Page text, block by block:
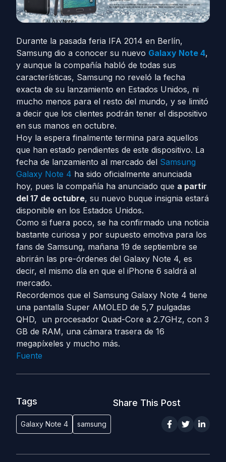
Durante la pasada feria IFA 2014 en Berlín,
Samsung dio a conocer su nuevo Galaxy Note 4,
y aunque la compañía habló de todas sus
características, Samsung no reveló la fecha
exacta de su lanzamiento en Estados Unidos, ni
mucho menos para el resto del mundo, y se limitó
a decir que los clientes podrán tener el dispositivo
en sus manos en octubre.
Hoy la espera finalmente termina para aquellos
que han estado pendientes de este dispositivo. La
fecha de lanzamiento al mercado del Samsung
Galaxy Note 4 ha sido oficialmente anunciada
hoy, pues la compañía ha anunciado que a partir
del 17 de octubre, su nuevo buque insignia estará
disponible en los Estados Unidos.
Como si fuera poco, se ha confirmado una noticia
bastante curiosa y por supuesto emotiva para los
fans de Samsung, mañana 19 de septiembre se
abrirán las pre-órdenes del Galaxy Note 4, es
decir, el mismo día en que el iPhone 6 saldrá al
mercado.
Recordemos que el Samsung Galaxy Note 4 tiene
una pantalla Super AMOLED de 5,7 pulgadas
QHD, un procesador Quad-Core a 2.7GHz, con 3
GB de RAM, una cámara trasera de 16
megapíxeles y mucho más.
Fuente
Tags
Galaxy Note 4 samsung
Share This Post